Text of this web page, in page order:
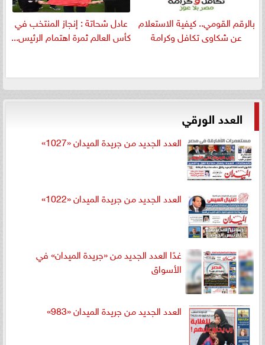
بالرقم القومي.. كيفية الاستعلام
عن شكاوى تكافل وكرامة
عادل شحاتة : إنجاز المنتخب في
كأس العالم ثمرة اهتمام الرئيس...
العدد الورقي
العدد الجديد من جريدة الميدان «1027»
العدد الجديد من جريدة الميدان «1022»
غدًا العدد الجديد من «جريدة الميدان» في
الأسواق
العدد الجديد من جريدة الميدان «983»